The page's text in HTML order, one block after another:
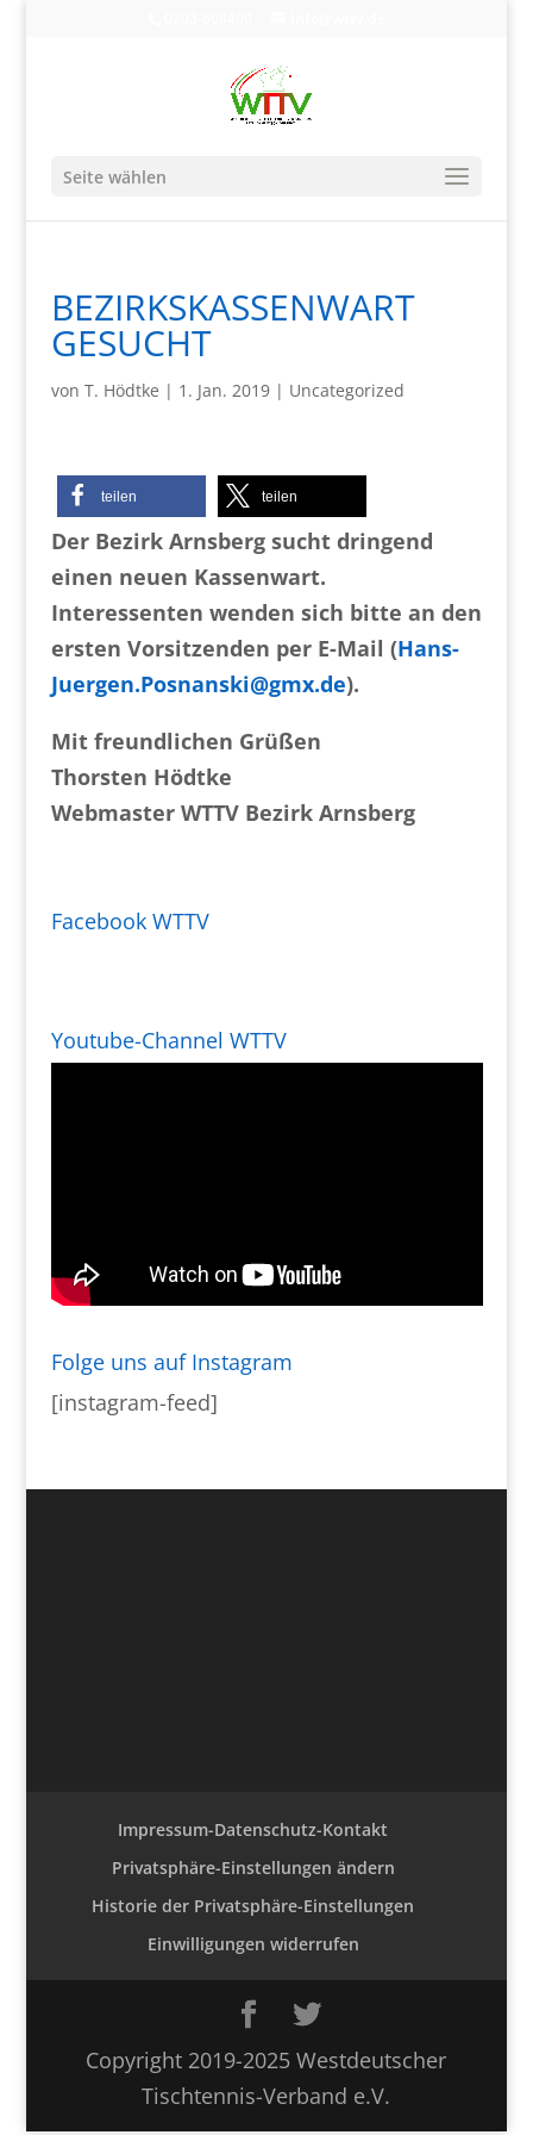
Seite wählen
BEZIRKSKASSENWART
GESUCHT
von T. Hödtke | 1. Jan. 2019| Uncategorized
teilen teilen
Der Bezirk Arnsberg sucht dringend
einen neuen Kassenwart.
Interessenten wenden sich bitte an den
ersten Vorsitzenden per E-Mail (Hans-
Juergen.Posnanski@gmx.de).
Mit freundlichen Grüßen
Thorsten Hödtke
Webmaster WTTV Bezirk Arnsberg
Facebook WTTV
Youtube-Channel WTTV
Folge uns auf Instagram
[instagram-feed]
Impressum-Datenschutz-Kontakt
Privatsphäre-Einstellungen ändern
Historie der Privatsphäre-Einstellungen
Einwilligungen widerrufen
Copyright 2019-2025 Westdeutscher
Tischtennis-Verband e.V.